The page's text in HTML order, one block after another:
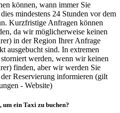
können, wann immer Sie
mindestens 24 Stunden vor dem
Kurzfristige Anfragen können
da wir möglicherweise keinen
in der Region Ihrer Anfrage
ausgebucht sind. In extremen
werden, wenn wir keinen
finden, aber wir werden Sie
Reservierung informieren (gilt
- Website)
um ein Taxi zu buchen?